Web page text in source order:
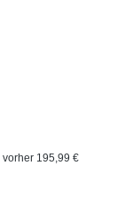
vorher 195,99 €